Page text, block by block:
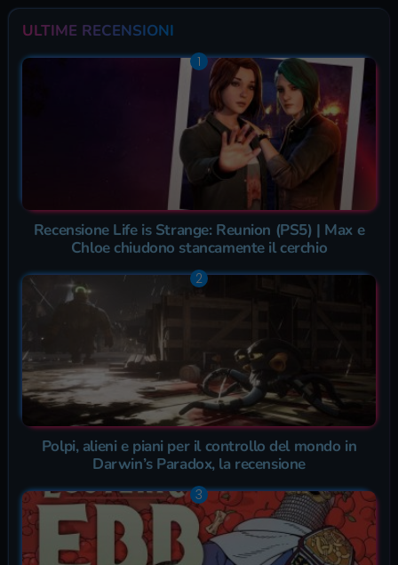
ULTIME RECENSIONI
Recensione Life is Strange: Reunion (PS5) | Max e
Chloe chiudono stancamente il cerchio
Polpi, alieni e piani per il controllo del mondo in
Darwin’s Paradox, la recensione